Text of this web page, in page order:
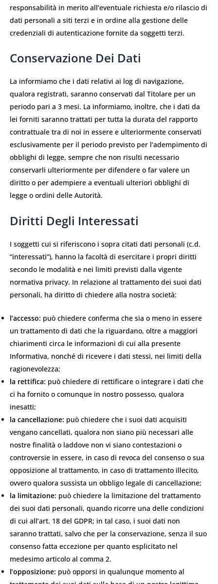
responsabilità in merito all’eventuale richiesta e/o rilascio di
dati personali a siti terzi e in ordine alla gestione delle
credenziali di autenticazione fornite da soggetti terzi.
Conservazione Dei Dati
La informiamo che i dati relativi ai log di navigazione,
qualora registrati, saranno conservati dal Titolare per un
periodo pari a 3 mesi. La informiamo, inoltre, che i dati da
lei forniti saranno trattati per tutta la durata del rapporto
contrattuale tra di noi in essere e ulteriormente conservati
esclusivamente per il periodo previsto per l’adempimento di
obblighi di legge, sempre che non risulti necessario
conservarli ulteriormente per difendere o far valere un
diritto o per adempiere a eventuali ulteriori obblighi di
legge o ordini delle Autorità.
Diritti Degli Interessati
I soggetti cui si riferiscono i sopra citati dati personali (c.d.
“interessati”), hanno la facoltà di esercitare i propri diritti
secondo le modalità e nei limiti previsti dalla vigente
normativa privacy. In relazione al trattamento dei suoi dati
personali, ha diritto di chiedere alla nostra società:
l’accesso: può chiedere conferma che sia o meno in essere
un trattamento di dati che la riguardano, oltre a maggiori
chiarimenti circa le informazioni di cui alla presente
Informativa, nonché di ricevere i dati stessi, nei limiti della
ragionevolezza;
la rettifica: può chiedere di rettificare o integrare i dati che
ci ha fornito o comunque in nostro possesso, qualora
inesatti;
la cancellazione: può chiedere che i suoi dati acquisiti
vengano cancellati, qualora non siano più necessari alle
nostre finalità o laddove non vi siano contestazioni o
controversie in essere, in caso di revoca del consenso o sua
opposizione al trattamento, in caso di trattamento illecito,
ovvero qualora sussista un obbligo legale di cancellazione;
la limitazione: può chiedere la limitazione del trattamento
dei suoi dati personali, quando ricorre una delle condizioni
di cui all’art. 18 del GDPR; in tal caso, i suoi dati non
saranno trattati, salvo che per la conservazione, senza il suo
consenso fatta eccezione per quanto esplicitato nel
medesimo articolo al comma 2.
l’opposizione: può opporsi in qualunque momento al